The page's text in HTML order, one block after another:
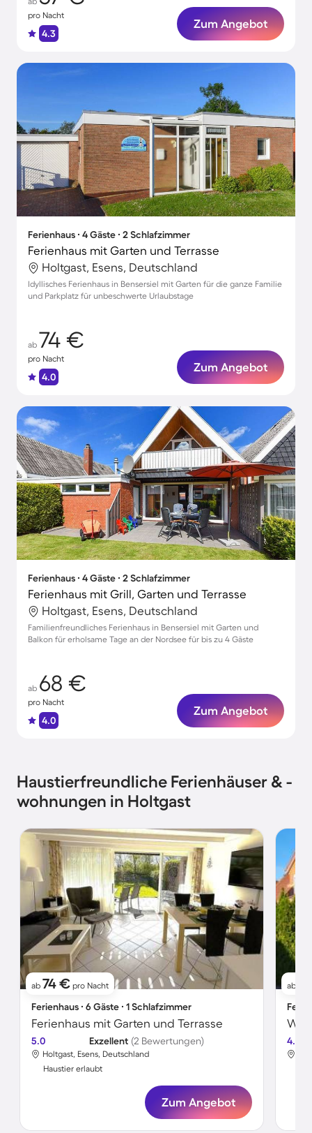
pro Nacht
4.3
Zum Angebot
Ferienhaus ∙ 4 Gäste ∙ 2 Schlafzimmer
Ferienhaus mit Garten und Terrasse
Holtgast, Esens, Deutschland
Idyllisches Ferienhaus in Bensersiel mit Garten für die ganze Familie
und Parkplatz für unbeschwerte Urlaubstage
ab 74 €
pro Nacht
4.0
Zum Angebot
Ferienhaus ∙ 4 Gäste ∙ 2 Schlafzimmer
Ferienhaus mit Grill, Garten und Terrasse
Holtgast, Esens, Deutschland
Familienfreundliches Ferienhaus in Bensersiel mit Garten und
Balkon für erholsame Tage an der Nordsee für bis zu 4 Gäste
ab 68 €
pro Nacht
4.0
Zum Angebot
Haustierfreundliche Ferienhäuser & -
wohnungen in Holtgast
ab 74 € pro Nacht
Ferienhaus ∙ 6 Gäste ∙ 1 Schlafzimmer
Ferienhaus mit Garten und Terrasse
5.0 Exzellent (2 Bewertungen)
Holtgast, Esens, Deutschland
Haustier erlaubt
Zum Angebot
ab
4.0